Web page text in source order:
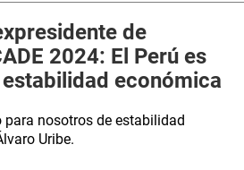
de
2024: El Perú es
económica
para nosotros de estabilidad
Uribe.